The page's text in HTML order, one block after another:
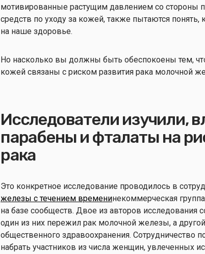
мотивированные растущим давлением со стороны
средств по уходу за кожей, также пытаются понять,
на наше здоровье.
Но насколько вы должны быть обеспокоены тем,
кожей связаны с риском развития рака молочной
Исследователи изучили,
парабены и фталаты на
рака
Это конкретное исследование проводилось в
железы с течением временинекоммерческая
на базе сообществ. Двое из авторов исследования
один из них пережил рак молочной железы, а
общественного здравоохранения. Сотрудничество
набрать участников из числа женщин, увлеченных